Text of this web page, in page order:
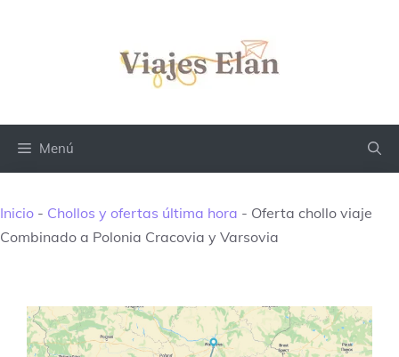
Menú
Inicio - Chollos y ofertas última hora - Oferta chollo viaje
Combinado a Polonia Cracovia y Varsovia